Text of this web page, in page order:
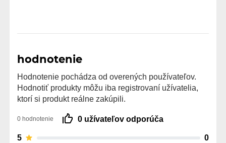
hodnotenie
Hodnotenie pochádza od overených používateľov.
Hodnotiť produkty môžu iba registrovaní užívatelia,
ktorí si produkt reálne zakúpili.
0 hodnotenie 0 užívateľov odporúča
5
0